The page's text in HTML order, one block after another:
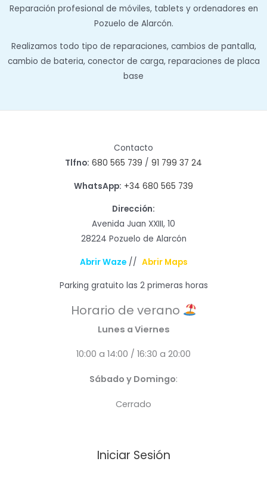
Reparación profesional de móviles, tablets y ordenadores en
Pozuelo de Alarcón.
Realizamos todo tipo de reparaciones, cambios de pantalla,
cambio de bateria, conector de carga, reparaciones de placa
base
Contacto
Tlfno: 680 565 739 / 91 799 37 24
WhatsApp: +34 680 565 739
Dirección:
Avenida Juan XXIII, 10
28224 Pozuelo de Alarcón
Abrir Waze// Abrir Maps
Parking gratuito las 2 primeras horas
Horario de verano
Lunes a Viernes
10:00 a 14:00 / 16:30 a 20:00
Sábado y Domingo:
Cerrado
Iniciar Sesión